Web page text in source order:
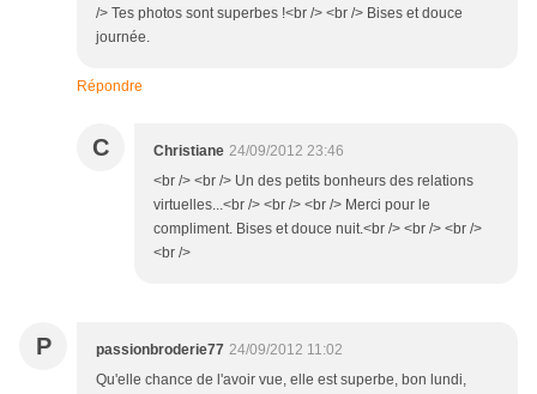
/> Tes photos sont superbes !<br /> <br /> Bises et douce
journée.
Répondre
C Christiane 24/09/2012 23:46
<br /> <br /> Un des petits bonheurs des relations
virtuelles...<br /> <br /> <br /> Merci pour le
compliment. Bises et douce nuit.<br /> <br /> <br />
<br />
P passionbroderie77 24/09/2012 11:02
Qu'elle chance de l'avoir vue, elle est superbe, bon lundi,